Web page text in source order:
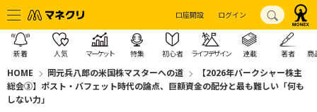
口座開設 ログイン
新着 人気 マーケット 特集 初心者 ライフデザイン 連載 著者 商
HOME 岡元兵八郎の米国株マスターへの道
【2026年バークシャー株主
総会③】ポスト・バフェット時代の論点、巨額資金の配分と最も難しい「何も
しない力」